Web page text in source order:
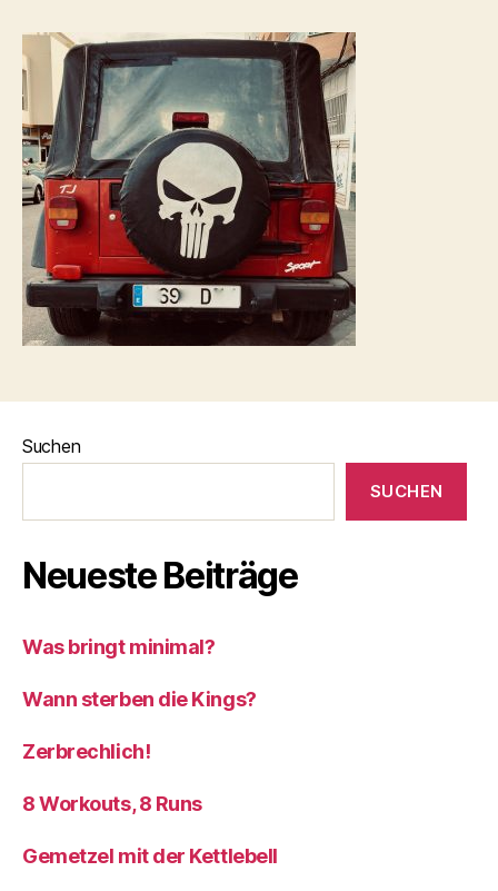
n
Suchen
SUCHEN
Neueste Beiträge
Was bringt minimal?
Wann sterben die Kings?
Zerbrechlich!
8 Workouts, 8 Runs
Gemetzel mit der Kettlebell